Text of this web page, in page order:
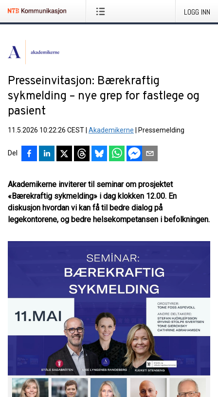
LOGG INN
Presseinvitasjon: Bærekraftig
sykmelding – nye grep for fastlege og
pasient
11.5.2026 10:22:26 CEST Akademikerne Pressemelding
Del
Akademikerne inviterer til seminar om prosjektet
«Bærekraftig sykmelding» i dag klokken 12.00. En
diskusjon hvordan vi kan få til bedre dialog på
legekontorene, og bedre helsekompetansen i befolkningen.